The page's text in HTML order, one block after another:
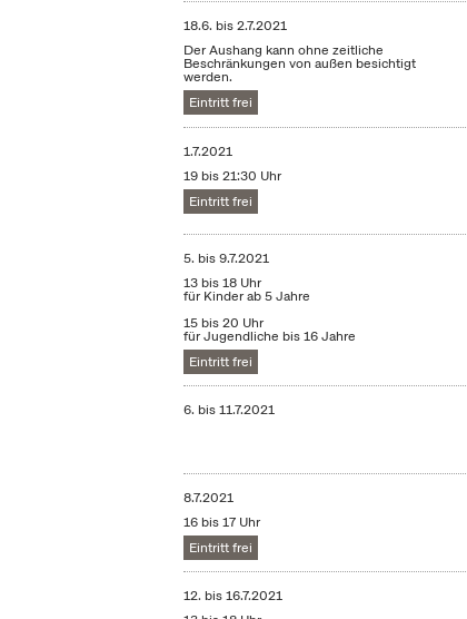
18.6. bis2.7.2021
Der Aushang kann ohne zeitliche
Beschränkungen von außen besichtigt
werden.
Eintritt frei
1.7.2021
19 bis 21:30 Uhr
Eintritt frei
5. bis9.7.2021
13 bis 18 Uhr
für Kinder ab 5 Jahre
15 bis 20 Uhr
für Jugendliche bis 16 Jahre
Eintritt frei
6. bis11.7.2021
8.7.2021
16 bis 17 Uhr
Eintritt frei
12. bis16.7.2021